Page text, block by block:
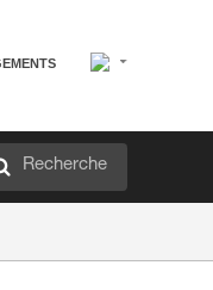
Recherche